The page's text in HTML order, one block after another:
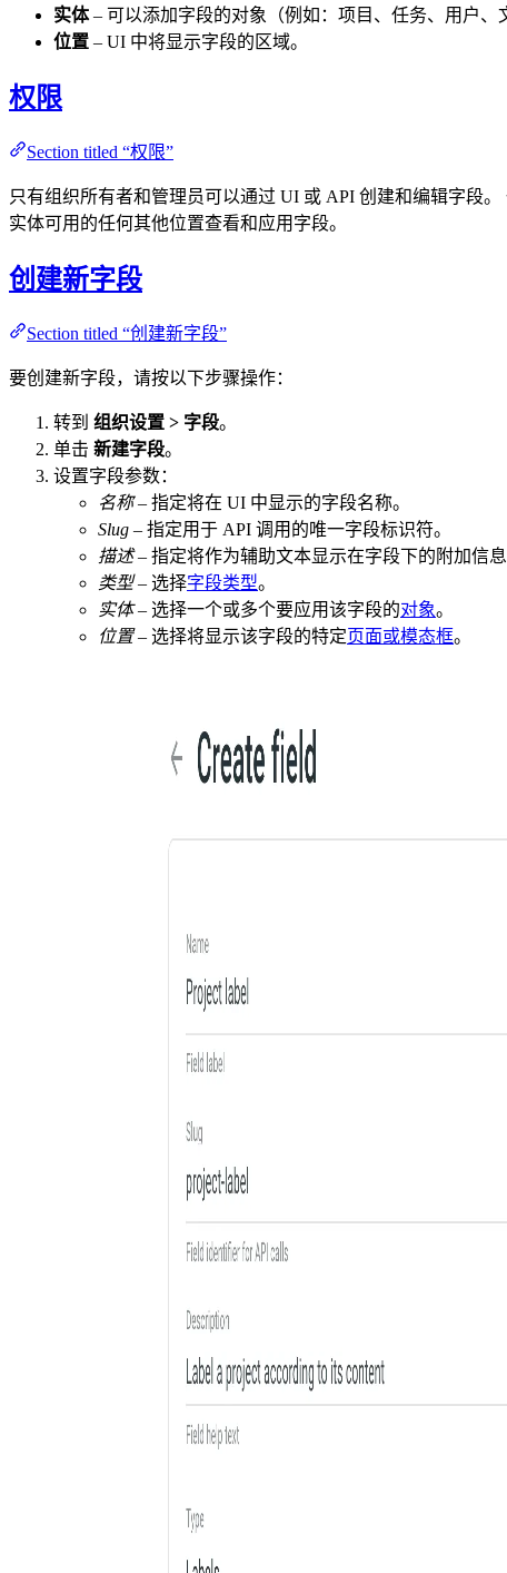
实体– 可以添加字段的对象（例如：项目、任务、用户、
位置 – UI 中将显示字段的区域。
权限
Section titled “权限”
只有组织所有者和管理员可以通过 UI 或 API 创建和编辑字段
实体可用的任何其他位置查看和应用字段。
创建新字段
Section titled “创建新字段”
要创建新字段，请按以下步骤操作：
转到 组织设置 > 字段。
单击 新建字段。
设置字段参数：
名称– 指定将在 UI 中显示的字段名称。
Slug – 指定用于 API 调用的唯一字段标识符。
描述– 指定将作为辅助文本显示在字段下的附加信息
类型– 选择字段类型。
实体– 选择一个或多个要应用该字段的对象。
位置– 选择将显示该字段的特定页面或模态框。